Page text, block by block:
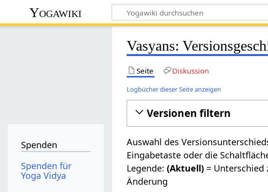
Yogawiki
Vasyans:
Seite Diskussion
Logbücher dieser Seite anzeigen
Versionen filtern
Auswahl des
Eingabetaste oder die
Legende:(Aktuell) =
Änderung
Spenden
Spenden für
Yoga Vidya